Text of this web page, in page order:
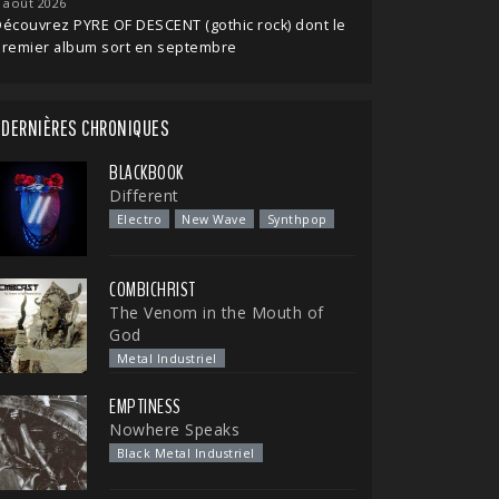
PYRE OF DESCENT (gothic rock) dont le
album sort en septembre
DERNIÈRES CHRONIQUES
BLACKBOOK
Different
Electro New Wave Synthpop
COMBICHRIST
The Venom in the Mouth of
God
Metal Industriel
EMPTINESS
Nowhere Speaks
Black Metal Industriel